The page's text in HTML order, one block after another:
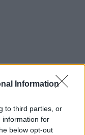
Information
to third parties, or
information for
below opt-out